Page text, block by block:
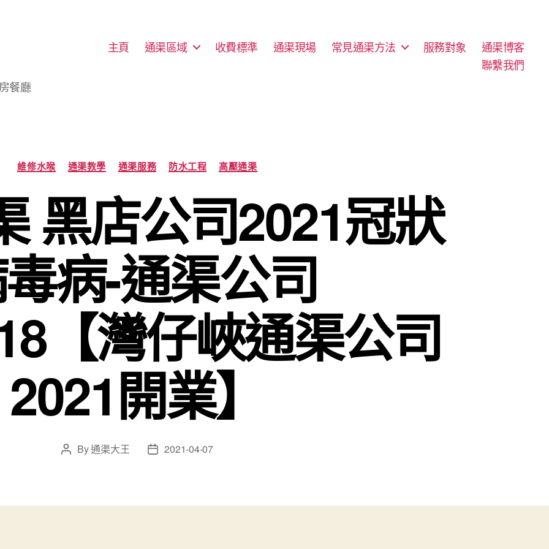
餐廳
主頁 通渠區域 收費標準 通渠現場 常見通渠方法 服務對象
通渠博客
聯繫我們
Categories
維修水喉 通渠教學 通渠服務 防水工程 高壓通渠
黑店公司2021冠狀
病-通渠公司
【灣仔峽通渠公司
2021開業】
PostBy通渠大王
Post2021-04-07